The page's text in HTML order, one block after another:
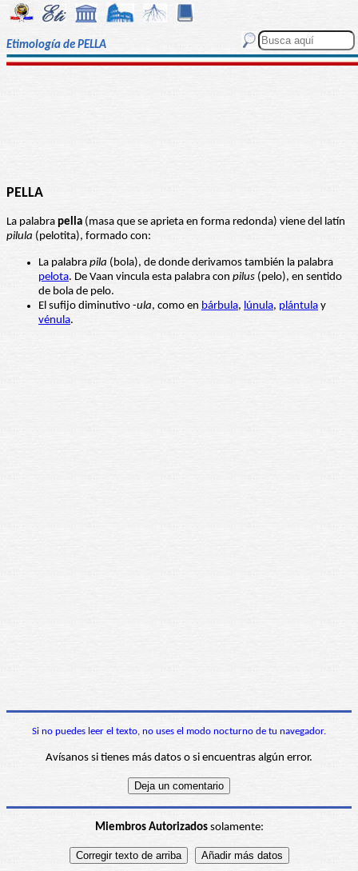
Etimología de PELLA
PELLA
La palabra pella (masa que se aprieta en forma redonda) viene del latín
pilula (pelotita), formado con:
La palabra pila (bola), de donde derivamos también la palabra
pelota. De Vaan vincula esta palabra con pilus (pelo), en sentido
de bola de pelo.
El sufijo diminutivo -ula, como en bárbula, lúnula, plántula y
vénula.
Si no puedes leer el texto, no uses el modo nocturno de tu navegador.
Avísanos si tienes más datos o si encuentras algún error.
Miembros Autorizadossolamente: